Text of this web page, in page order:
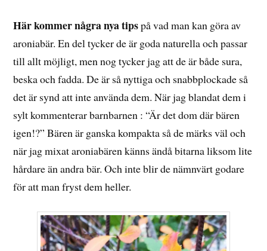
2020
Här kommer några nya tipspå vad man kan göra av
aroniabär. En del tycker de är goda naturella och passar
till allt möjligt, men nog tycker jag att de är både sura,
beska och fadda. De är så nyttiga och snabbplockade så
det är synd att inte använda dem. När jag blandat dem i
sylt kommenterar barnbarnen : “Är det dom där bären
igen!?” Bären är ganska kompakta så de märks väl och
när jag mixat aroniabären känns ändå bitarna liksom lite
hårdare än andra bär. Och inte blir de nämnvärt godare
för att man fryst dem heller.